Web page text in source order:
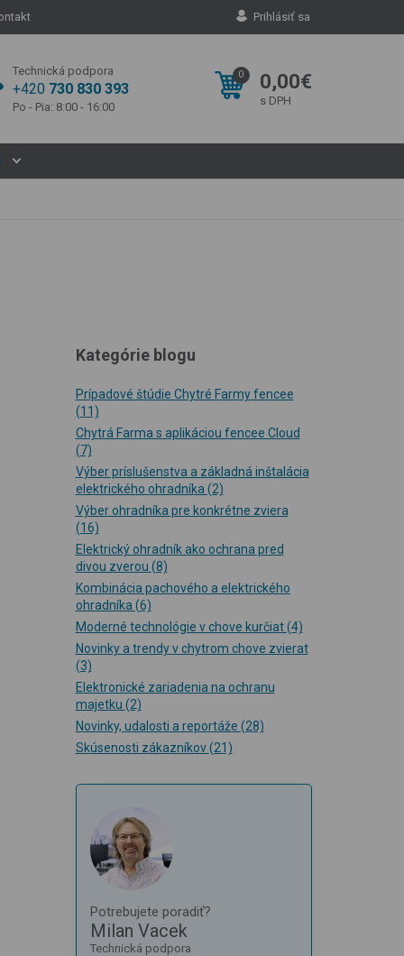
Prihlásiť sa
Technická podpora
+420 730 830 393
Po - Pia: 8:00 - 16:00
0 0,00€
s DPH
Kategórie blogu
Prípadové štúdie Chytré Farmy fencee
(11)
Chytrá Farma s aplikáciou fencee Cloud
(7)
Výber príslušenstva a základná inštalácia
elektrického ohradníka (2)
Výber ohradníka pre konkrétne zviera
(16)
Elektrický ohradník ako ochrana pred
divou zverou (8)
Kombinácia pachového a elektrického
ohradníka (6)
Moderné technológie v chove kurčiat(4)
Novinky a trendy v chytrom chove zvierat
(3)
Elektronické zariadenia na ochranu
majetku (2)
Novinky, udalosti a reportáže (28)
Skúsenosti zákazníkov(21)
Potrebujete poradiť?
Milan Vacek
Technická podpora